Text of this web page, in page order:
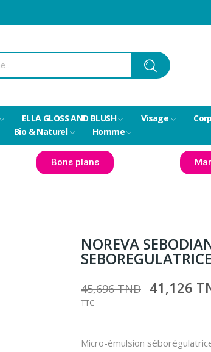
ELLA GLOSS AND BLUSH Visage
Bio & Naturel Homme
Bons plans
NOREVA
45,696 TND 41,126
TTC
Micro-émulsion